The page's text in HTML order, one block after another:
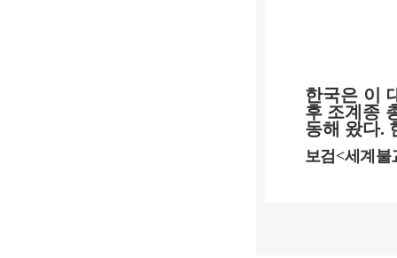
한국은 이
후 조계종
동해 왔다.
보검 <세계불